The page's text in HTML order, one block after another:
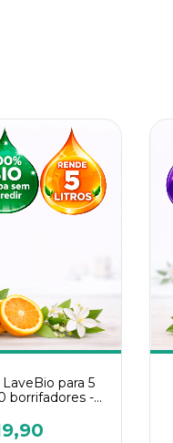
para 5
borrifadores -